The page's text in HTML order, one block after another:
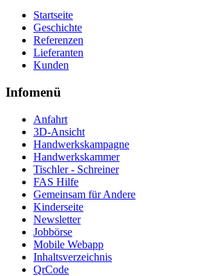
Startseite
Geschichte
Referenzen
Lieferanten
Kunden
Infomenü
Anfahrt
3D-Ansicht
Handwerkskampagne
Handwerkskammer
Tischler - Schreiner
FAS Hilfe
Gemeinsam für Andere
Kinderseite
Newsletter
Jobbörse
Mobile Webapp
Inhaltsverzeichnis
QrCode